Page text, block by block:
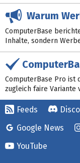
Warum
ComputerBase
Inhalte, sondern
ComputerBase Pro ist
zugleich faire Variante
Feeds
Google News
YouTube